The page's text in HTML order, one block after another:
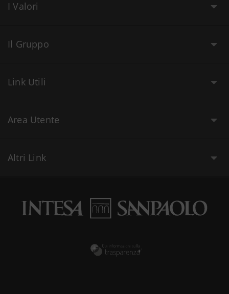
I Valori
Il Gruppo
Link Utili
Area Utente
Altri Link